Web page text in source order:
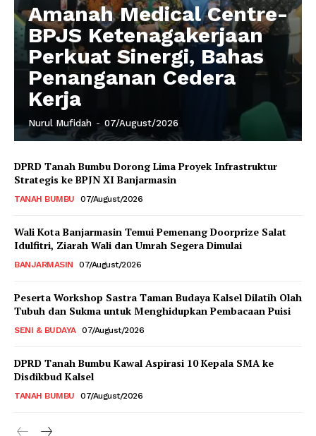
Amanah Medical Centre-
BPJS Ketenagakerjaan
Perkuat Sinergi, Bahas
Penanganan Cedera
Kerja
Nurul Mufidah - 07/August/2026
DPRD Tanah Bumbu Dorong Lima Proyek Infrastruktur
Strategis ke BPJN XI Banjarmasin
TANAH BUMBU 07/August/2026
Wali Kota Banjarmasin Temui Pemenang Doorprize Salat
Idulfitri, Ziarah Wali dan Umrah Segera Dimulai
BANJARMASIN 07/August/2026
Peserta Workshop Sastra Taman Budaya Kalsel Dilatih Olah
Tubuh dan Sukma untuk Menghidupkan Pembacaan Puisi
SENI & BUDAYA 07/August/2026
DPRD Tanah Bumbu Kawal Aspirasi 10 Kepala SMA ke
Disdikbud Kalsel
TANAH BUMBU 07/August/2026